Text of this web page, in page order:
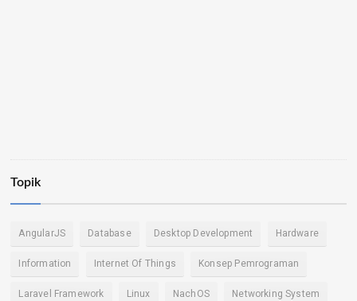
Topik
AngularJS Database Desktop Development Hardware
Information Internet Of Things Konsep Pemrograman
Laravel Framework Linux NachOS Networking System